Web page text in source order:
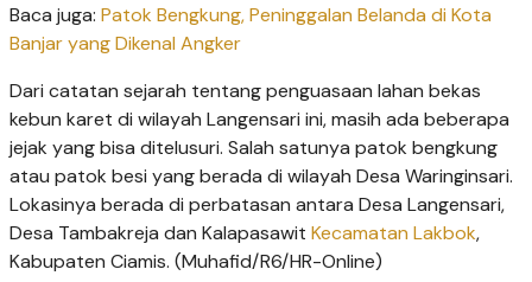
Baca juga: Patok Bengkung, Peninggalan Belanda di Kota
Banjar yang Dikenal Angker
Dari catatan sejarah tentang penguasaan lahan bekas
kebun karet di wilayah Langensari ini, masih ada beberapa
jejak yang bisa ditelusuri. Salah satunya patok bengkung
atau patok besi yang berada di wilayah Desa Waringinsari.
Lokasinya berada di perbatasan antara Desa Langensari,
Desa Tambakreja dan Kalapasawit Kecamatan Lakbok,
Kabupaten Ciamis. (Muhafid/R6/HR-Online)